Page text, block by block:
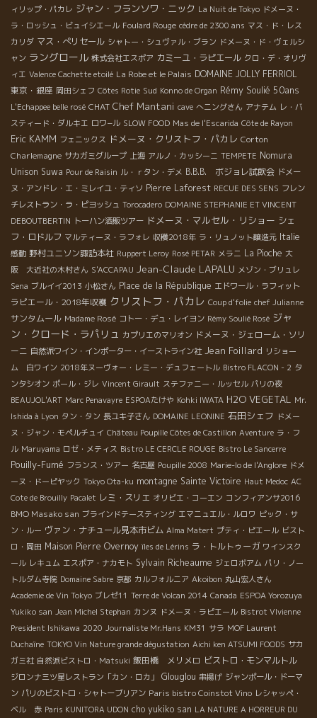
ィリップ・パカレ ジャン・フランソワ・ニック La Nuit de Tokyo ドメーヌ・
ラ・ロッシュ・ビュイシエール Foulard Rouge cèdre de 2300 ans マス・ド・レス
カリダ マス・ぺリセール シャトー・シュヴァル・ブラン ドメーヌ・ド・ヴェルシ
ャン ラングロール 株式会社エスポア カミーユ・ラピエール クロ・デ・オリヴ
ィエ Valence Cachette etoilé La Robe et le Palais DOMAINE JOLLY FERRIOL
東京・銀座 岡田シェフ Côtes Rotie Sud Konno de Organ Rémy Soulié 50ans
L'Echappee belle rosé CHAT Chef Mantani cave へニングさん アナテム レ・バ
スティード・ダルキエ ロワ−ル SLOW FOOD Mas de l'Escarida Côte de Rayon
Eric KAMM フェニックス ドメーヌ・クリストフ・パカレ Corton
Charlemagne サカガミグループ 上海 アルノ・カッシーニ TEMPETE Nomura
Unison Suwa Pour de Raisin ル・ｒタン・デメ B.B.B. ボジョレ試飲会 ドメー
ヌ・アンドレ・エ・ミレイユ・ティソ Pierre Laforest RECUE DES SENS フレン
チレストラン・ラ・ピヨッシュ Torocadero DOMAINE STEPHANIE ET VINCENT
DEBOUTBERTIN トーハン酒販ツアー ドメーヌ・マルセル・リショー シェ
フ・ロドルフ マルティーヌ・ラフォレ 収穫2018年 ラ・リュノット醸造元 Italie
感動 野村ユニソン諏訪本社 Ruppert Leroy Rosé PETAR メラニ La Pioche 大
阪 大近社の木村さん S'ACCAPAU Jean-Claude LAPALU メゾン・ブリュレ
Sena ブルイイ2013 小松さん Place de la République エドワール・ラフィット
ラピエール・2018年収穫 クリストフ・パカレ Coup d'folie chef Julianne
サンタムール Madame Rosé コトー・デュ・レイヨン Rémy Soulié Rosé ジャ
ン・クロード・ラパリュ カプリエのマリオン ドメーヌ・ジェローム・ソリ
ーニ 自然派ワイン・インポーター・イーストライン社 Jean Foillard リショー
ム 白ワイン 2018年ヌーヴォー・レミー・デュフェートル Bistro FLACON - 2 タ
ンタシオン ポール・ジレ Vincent Girault ステファニー・ルッセル パリの夜
BEAUJOL'ART Marc Penavayre ESPOAたけや Kohki IWATA H2O VEGETAL Mr.
Ishida à Lyon タン・タン 長ユキ子さん DOMAINE LEONINE 石田シェフ ドメー
ヌ・ジャン・モペルチュイ Château Poupille Côtes de Castillon Aventure ラ・フ
ル Maruyama ロゼ・メティス Bistro LE CERCLE ROUGE Bistro Le Sancerre
Pouilly-Fumé フランス・ツアー 名古屋 Poupille 2008 Marie-lo de l'Anglore ドメ
ーヌ・ドーピヤック Tokyo Ota-ku montagne Sainte Victoire Haut Medoc AC
Cote de Brouilly Pacalet レミ・スリエ オリビエ・コーエン コンフィアンサ2016
BMO Masako san ブラインドテースティング エマニュエル・ルロワ ピック・サ
ン・ルー ヴァン・ナチュール見本市ビム Alma Matert プティ・ピエール ビスト
ロ・岡田 Maison Pierre Overnoy îles de Lérins ラ・トルトゥーガ ワインスク
ール レキュム エスポア・ナカモト Sylvain Richeaume ジェロボアム パリ・ノー
トルダム寺院 Domaine Sabre 京都 カルフォルニア Akoibon 丸山宏人さん
Academie de Vin Tokyo ブレゼ11 Terre de Volcan 2014 Canada ESPOA Yorozuya
Yukiko san Jean Michel Stephan カンヌ ドメーヌ・ラピエール Bistrot VIvienne
President Ishikawa 2020 Journaliste Mr.Hans KM31 サラ MOF Laurent
Duchaîne TOKYO Vin Nature grande dégustation Aichi ken ATSUMI FOODS サカ
ガミ社 自然派ビストロ・Matsuki 飯田橋 メリメロ ビストロ・モンマルトル
ジロンナ三ツ星レストラン「カン・ロカ」 Glouglou 串揚げ ジャンポール・ドーマ
ン パリのビストロ・シャトーブリアン Paris bistro Coinstot Vino レシャッペ・
ベル 赤 Paris KUNITORA UDON cho yukiko san LA NATURE A HORREUR DU